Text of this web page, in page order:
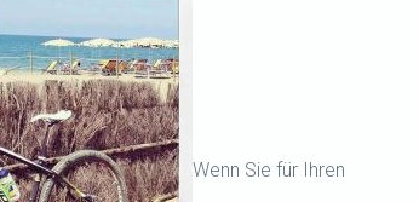
Wenn Sie für Ihren